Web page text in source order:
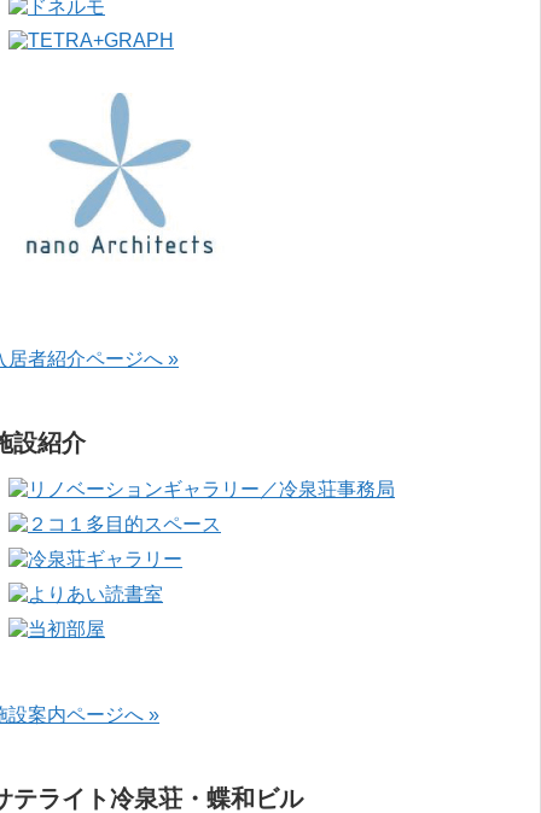
居者紹介ページへ »
設紹介
設案内ページへ »
テライト冷泉荘・蝶和ビル